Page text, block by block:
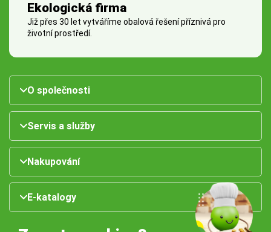
Ekologická firma
Již přes 30 let vytváříme obalová řešení příznivá pro
životní prostředí.
O společnosti
Servis a služby
Nakupování
E-katalogy